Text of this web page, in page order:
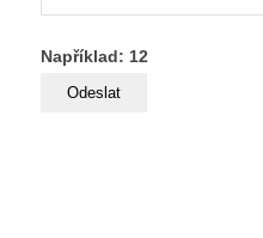
Například: 12